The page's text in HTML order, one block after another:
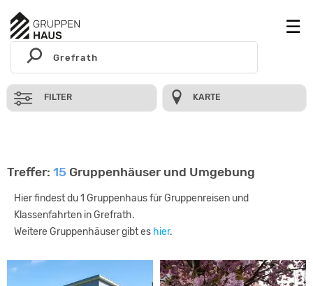
FILTER KARTE
Treffer: 15 Gruppenhäuser und Umgebung
Hier findest du 1 Gruppenhaus für Gruppenreisen und
Klassenfahrten in Grefrath.
Weitere Gruppenhäuser gibt es hier.